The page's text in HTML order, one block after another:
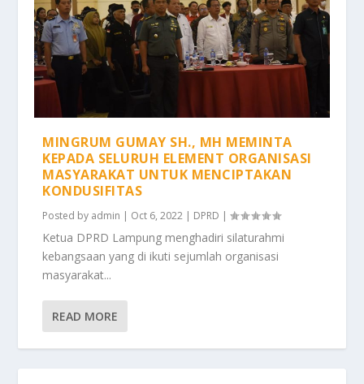
MINGRUM GUMAY SH., MH MEMINTA
KEPADA SELURUH ELEMENT ORGANISASI
MASYARAKAT UNTUK MENCIPTAKAN
KONDUSIFITAS
Posted by admin | Oct 6, 2022 | DPRD |
Ketua DPRD Lampung menghadiri silaturahmi
kebangsaan yang di ikuti sejumlah organisasi
masyarakat...
READ MORE